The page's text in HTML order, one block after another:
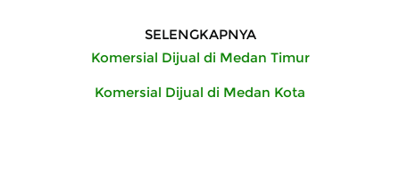
SELENGKAPNYA
Komersial Dijual di Medan Timur
Komersial Dijual di Medan Kota